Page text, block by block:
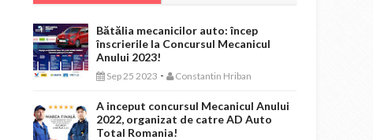
Bătălia mecanicilor auto: încep
înscrierile la Concursul Mecanicul
Anului 2023!
Sep 25 2023 - Constantin Hriban
A inceput concursul Mecanicul Anului
2022, organizat de catre AD Auto
Total Romania!